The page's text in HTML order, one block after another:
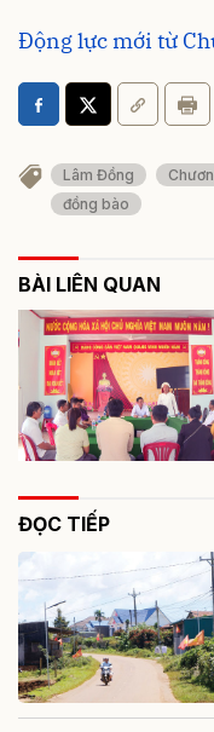
Động lực mới từ
Lâm Đồng
đồng bào
BÀI LIÊN QUAN
ĐỌC TIẾP